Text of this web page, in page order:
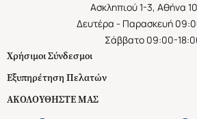
Ασκληπιού 1-3, Αθήνα
Δευτέρα - Παρασκευή
Σάββατο 09:00-
Χρήσιμοι Σύνδεσμοι
Εξυπηρέτηση Πελατών
ΑΚΟΛΟΥΘΗΣΤΕ ΜΑΣ